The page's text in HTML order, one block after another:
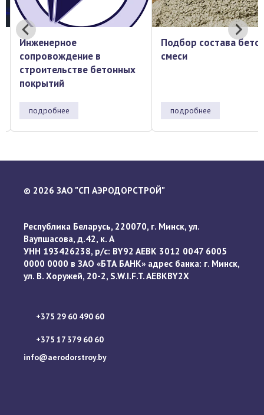
Инженерное
сопровождение в
строительстве бетонных
покрытий
подробнее
Подбор состава
смеси
подробнее
© 2026 ЗАО "СП АЭРОДОРСТРОЙ"
Республика Беларусь, 220070, г. Минск, ул.
Ваупшасова, д.42, к. А
УНН 193426238, р/с: BY92 AEBK 3012 0047 6005
0000 0000 в ЗАО «БТА БАНК» адрес банка: г. Минск,
ул. В. Хоружей, 20-2, S.W.I.F.T. AEBKBY2X
+375 29 60 490 60
+375 17 379 60 60
info@aerodorstroy.by